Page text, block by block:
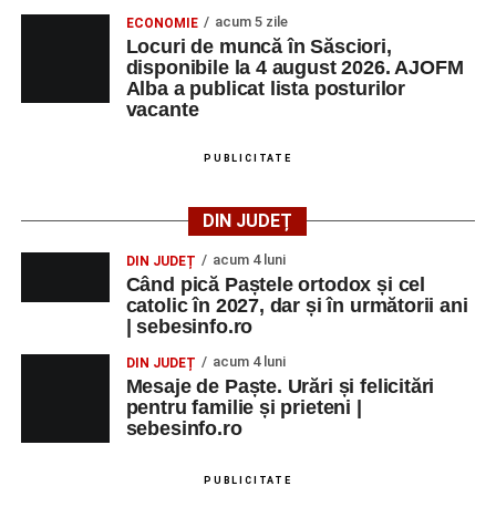
ECONOMIE acum 5 zile
Locuri de muncă în Săsciori,
disponibile la 4 august 2026. AJOFM
Alba a publicat lista posturilor
vacante
PUBLICITATE
DIN JUDEȚ
DIN JUDEȚ acum 4 luni
Când pică Paștele ortodox și cel
catolic în 2027, dar și în următorii ani
| sebesinfo.ro
DIN JUDEȚ acum 4 luni
Mesaje de Paște. Urări și felicitări
pentru familie și prieteni |
sebesinfo.ro
PUBLICITATE